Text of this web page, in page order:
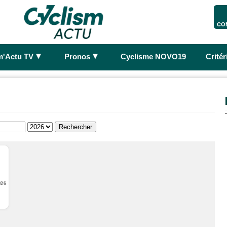
TV ► Pronos ► Cyclisme NOVO19